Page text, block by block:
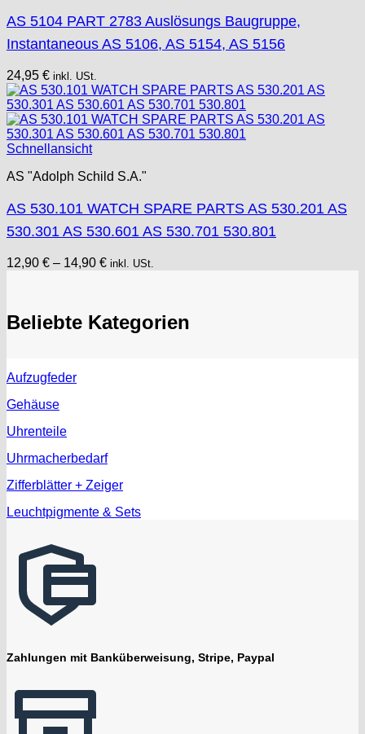
AS 5104 PART 2783 Auslösungs Baugruppe,
Instantaneous AS 5106, AS 5154, AS 5156
24,95 € inkl. USt.
Schnellansicht
AS "Adolph Schild S.A."
AS 530.101 WATCH SPARE PARTS AS 530.201 AS
530.301 AS 530.601 AS 530.701 530.801
12,90 € – 14,90 € inkl. USt.
Beliebte Kategorien
Aufzugfeder
Gehäuse
Uhrenteile
Uhrmacherbedarf
Zifferblätter + Zeiger
Leuchtpigmente & Sets
Zahlungen mit Banküberweisung, Stripe, Paypal